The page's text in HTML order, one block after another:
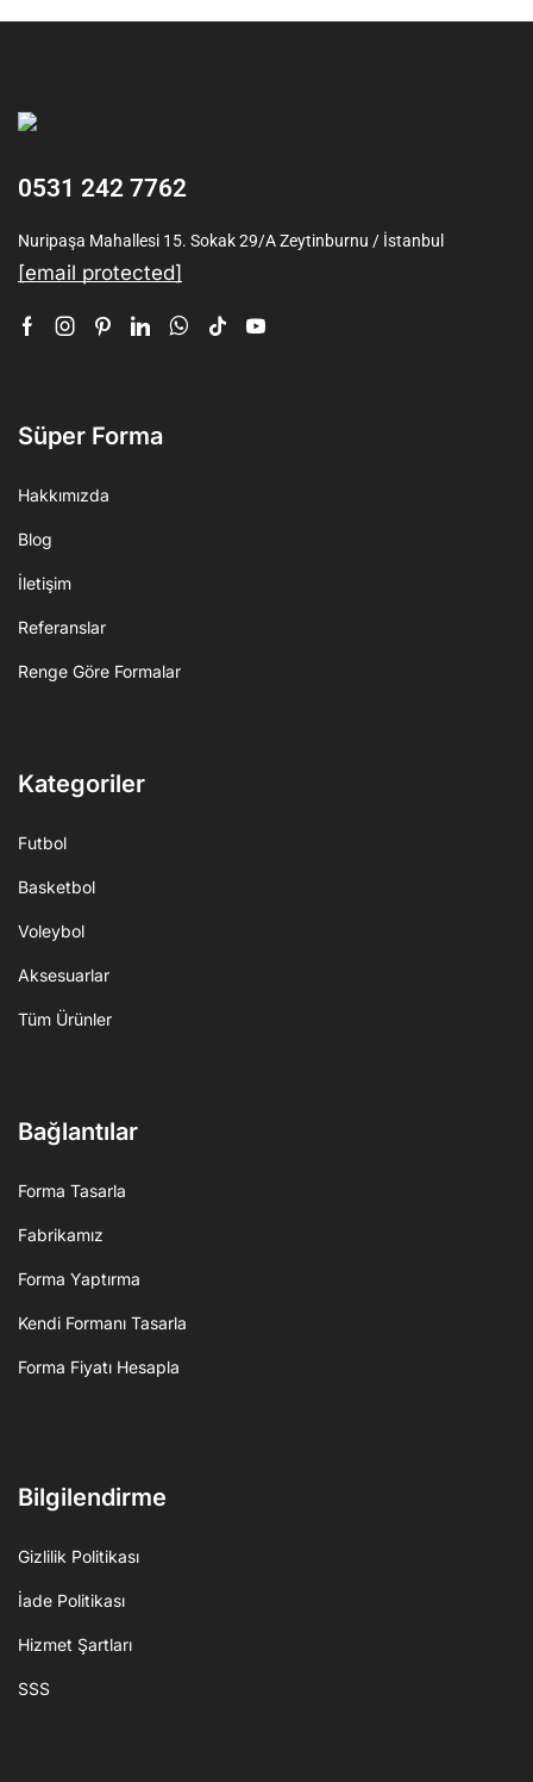
0531 242 7762
Nuripaşa Mahallesi 15. Sokak 29/A Zeytinburnu / İstanbul
[email protected]
Süper Forma
Hakkımızda
Blog
İletişim
Referanslar
Renge Göre Formalar
Kategoriler
Futbol
Basketbol
Voleybol
Aksesuarlar
Tüm Ürünler
Bağlantılar
Forma Tasarla
Fabrikamız
Forma Yaptırma
Kendi Formanı Tasarla
Forma Fiyatı Hesapla
Bilgilendirme
Gizlilik Politikası
İade Politikası
Hizmet Şartları
SSS